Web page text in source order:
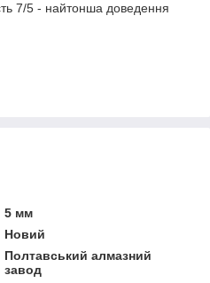
7/5 - найтонша доведення
5 мм
Новий
Полтавський алмазний
завод